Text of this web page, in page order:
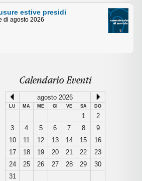
Chiusure estive Uffici
Amministativi
Calendario Eventi
agosto 2026
LU MA ME GI VE SA DO
1
2
3
4 5 6 7 8
9
10
11 12 13 14 15
16
17
18 19 20 21 22
23
24
25 26 27 28 29
30
31